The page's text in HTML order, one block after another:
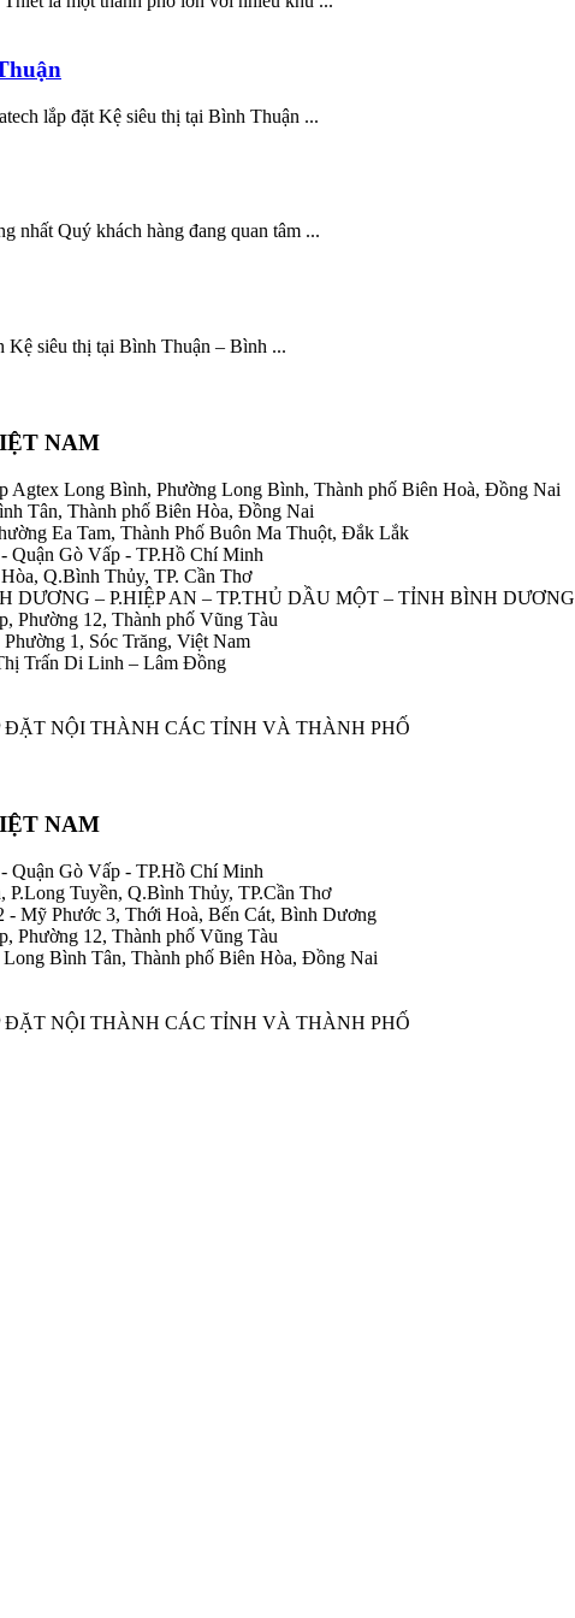
lắp đặt Kệ siêu thị tại Bình Thuận ...
nhất Quý khách hàng đang quan tâm ...
Kệ siêu thị tại Bình Thuận – Bình ...
NAM
Agtex Long Bình, Phường Long Bình, Thành phố Biên Hoà, Đồng Nai
Tân, Thành phố Biên Hòa, Đồng Nai
Ea Tam, Thành Phố Buôn Ma Thuột, Đắk Lắk
Quận Gò Vấp - TP.Hồ Chí Minh
Q.Bình Thủy, TP. Cần Thơ
DƯƠNG – P.HIỆP AN – TP.THỦ DẦU MỘT – TỈNH BÌNH DƯƠNG
Phường 12, Thành phố Vũng Tàu
1, Sóc Trăng, Việt Nam
Trấn Di Linh – Lâm Đồng
NỘI THÀNH CÁC TỈNH VÀ THÀNH PHỐ
NAM
Quận Gò Vấp - TP.Hồ Chí Minh
Tuyền, Q.Bình Thủy, TP.Cần Thơ
- Mỹ Phước 3, Thới Hoà, Bến Cát, Bình Dương
Phường 12, Thành phố Vũng Tàu
Bình Tân, Thành phố Biên Hòa, Đồng Nai
NỘI THÀNH CÁC TỈNH VÀ THÀNH PHỐ